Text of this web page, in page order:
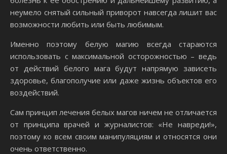
неумело снятый сильный приворот навсегда лишит вас
возможности любить или быть любимым.
Именно поэтому белую магию всегда стараются
использовать с максимальной осторожностью – ведь
от действий белого мага будут напрямую зависеть
здоровье, благополучие или даже жизнь объектов его
воздействий.
Сам принцип лечения белых магов ничем не отличается
от принципа врачей и журналистов: «Не навреди!»,
поэтому ко всем своим манипуляциям и относятся они
очень ответственно.